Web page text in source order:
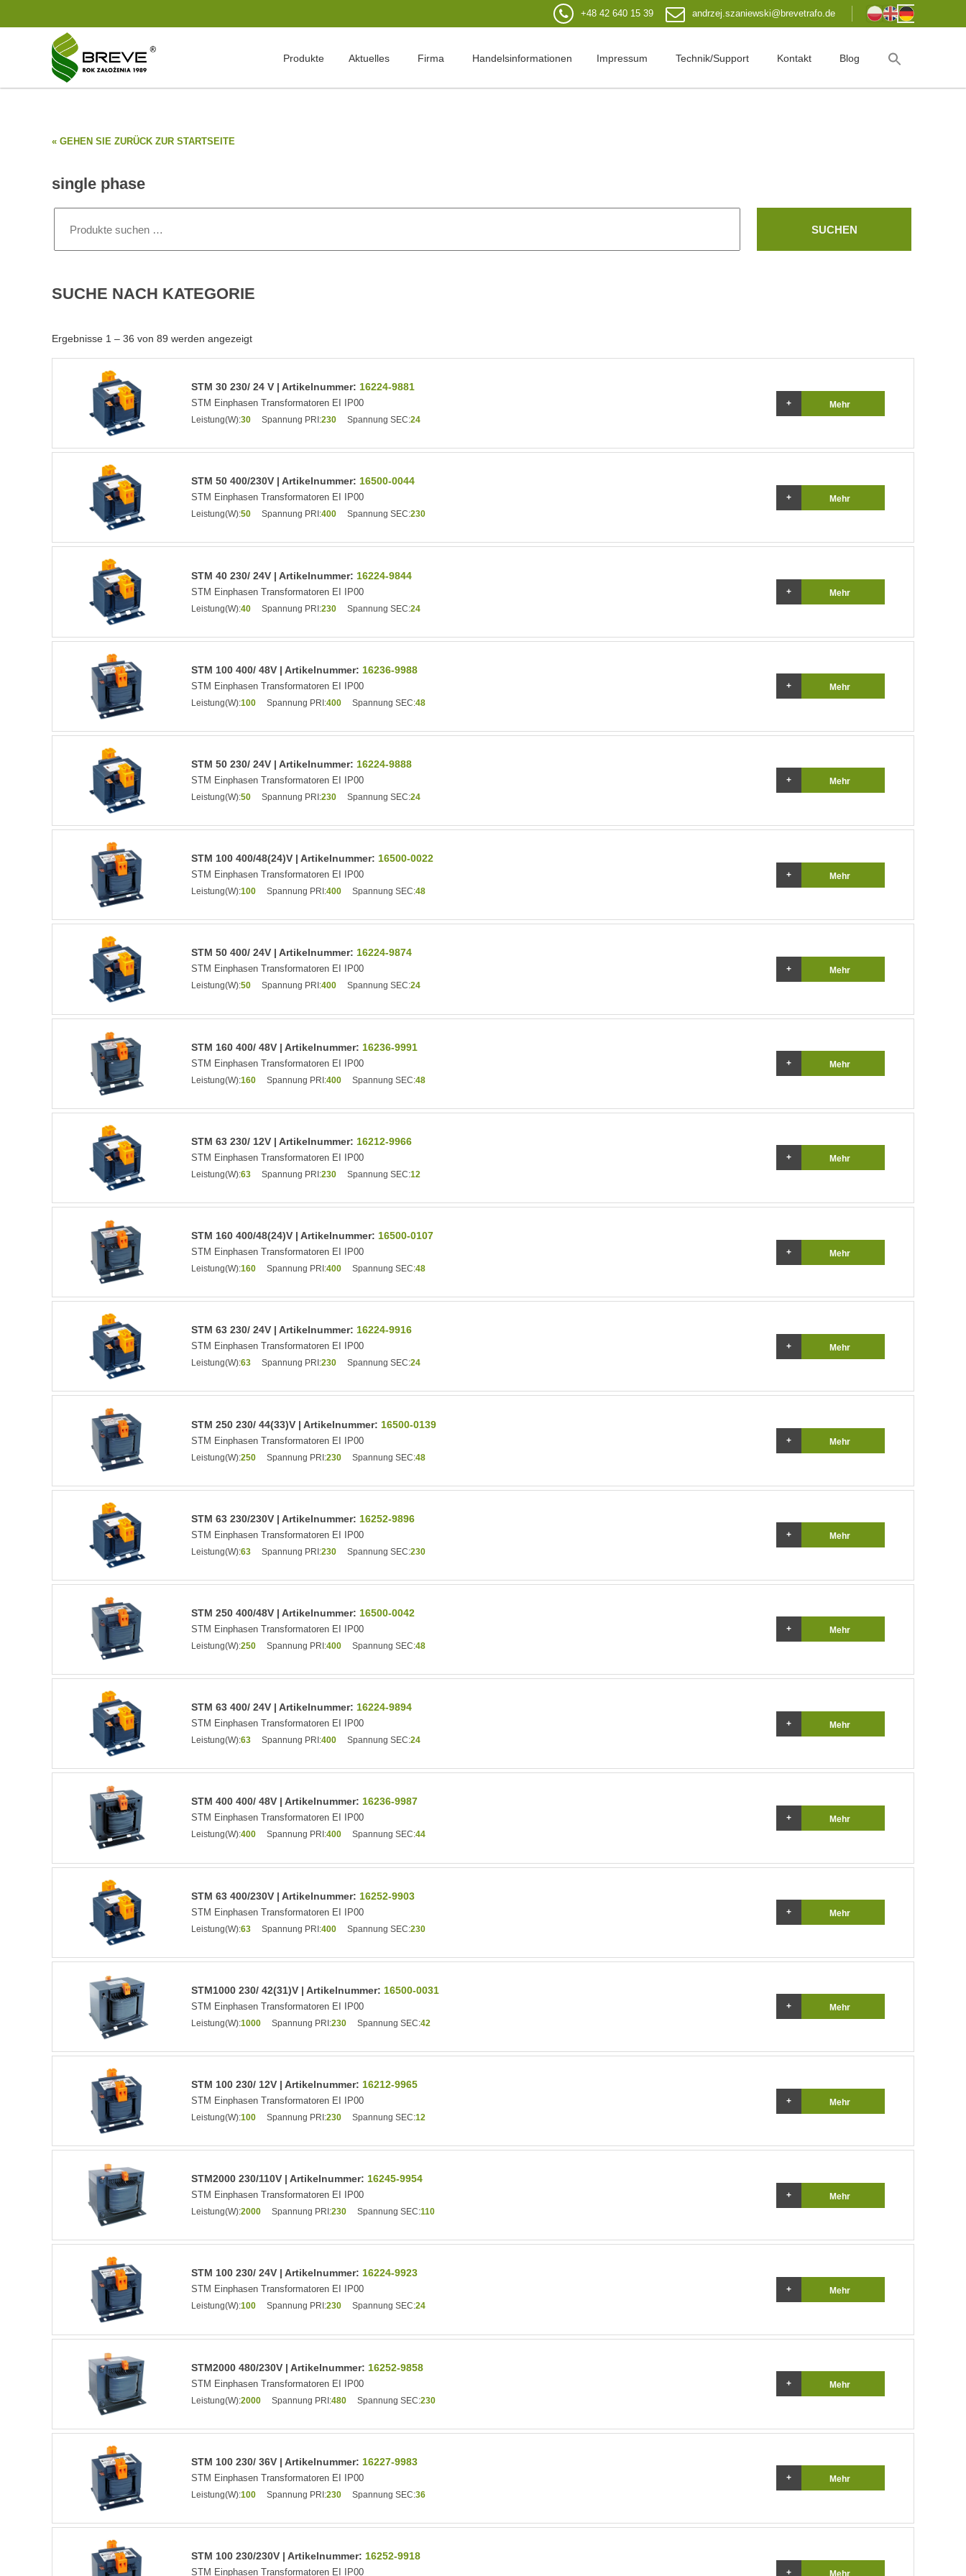
+48 42 640 15 39 andrzej.szaniewski@brevetrafo.de
Produkte Aktuelles Firma Handelsinformationen Impressum Technik/Support Kontakt Blog
« GEHEN SIE ZURÜCK ZUR STARTSEITE
single phase
nach:
SUCHEN
SUCHE NACH KATEGORIE
Ergebnisse 1 – 36 von 89 werden angezeigt
STM 30 230/ 24 V | Artikelnummer: 16224-9881
STM Einphasen Transformatoren EI IP00
Leistung(W):30 Spannung PRI:230 Spannung SEC:24
Mehr
STM 50 400/230V | Artikelnummer: 16500-0044
STM Einphasen Transformatoren EI IP00
Leistung(W):50 Spannung PRI:400 Spannung SEC:230
Mehr
STM 40 230/ 24V | Artikelnummer: 16224-9844
STM Einphasen Transformatoren EI IP00
Leistung(W):40 Spannung PRI:230 Spannung SEC:24
Mehr
STM 100 400/ 48V | Artikelnummer: 16236-9988
STM Einphasen Transformatoren EI IP00
Leistung(W):100 Spannung PRI:400 Spannung SEC:48
Mehr
STM 50 230/ 24V | Artikelnummer: 16224-9888
STM Einphasen Transformatoren EI IP00
Leistung(W):50 Spannung PRI:230 Spannung SEC:24
Mehr
STM 100 400/48(24)V | Artikelnummer: 16500-0022
STM Einphasen Transformatoren EI IP00
Leistung(W):100 Spannung PRI:400 Spannung SEC:48
Mehr
STM 50 400/ 24V | Artikelnummer: 16224-9874
STM Einphasen Transformatoren EI IP00
Leistung(W):50 Spannung PRI:400 Spannung SEC:24
Mehr
STM 160 400/ 48V | Artikelnummer: 16236-9991
STM Einphasen Transformatoren EI IP00
Leistung(W):160 Spannung PRI:400 Spannung SEC:48
Mehr
STM 63 230/ 12V | Artikelnummer: 16212-9966
STM Einphasen Transformatoren EI IP00
Leistung(W):63 Spannung PRI:230 Spannung SEC:12
Mehr
STM 160 400/48(24)V | Artikelnummer: 16500-0107
STM Einphasen Transformatoren EI IP00
Leistung(W):160 Spannung PRI:400 Spannung SEC:48
Mehr
STM 63 230/ 24V | Artikelnummer: 16224-9916
STM Einphasen Transformatoren EI IP00
Leistung(W):63 Spannung PRI:230 Spannung SEC:24
Mehr
STM 250 230/ 44(33)V | Artikelnummer: 16500-0139
STM Einphasen Transformatoren EI IP00
Leistung(W):250 Spannung PRI:230 Spannung SEC:48
Mehr
STM 63 230/230V | Artikelnummer: 16252-9896
STM Einphasen Transformatoren EI IP00
Leistung(W):63 Spannung PRI:230 Spannung SEC:230
Mehr
STM 250 400/48V | Artikelnummer: 16500-0042
STM Einphasen Transformatoren EI IP00
Leistung(W):250 Spannung PRI:400 Spannung SEC:48
Mehr
STM 63 400/ 24V | Artikelnummer: 16224-9894
STM Einphasen Transformatoren EI IP00
Leistung(W):63 Spannung PRI:400 Spannung SEC:24
Mehr
STM 400 400/ 48V | Artikelnummer: 16236-9987
STM Einphasen Transformatoren EI IP00
Leistung(W):400 Spannung PRI:400 Spannung SEC:44
Mehr
STM 63 400/230V | Artikelnummer: 16252-9903
STM Einphasen Transformatoren EI IP00
Leistung(W):63 Spannung PRI:400 Spannung SEC:230
Mehr
STM1000 230/ 42(31)V | Artikelnummer: 16500-0031
STM Einphasen Transformatoren EI IP00
Leistung(W):1000 Spannung PRI:230 Spannung SEC:42
Mehr
STM 100 230/ 12V | Artikelnummer: 16212-9965
STM Einphasen Transformatoren EI IP00
Leistung(W):100 Spannung PRI:230 Spannung SEC:12
Mehr
STM2000 230/110V | Artikelnummer: 16245-9954
STM Einphasen Transformatoren EI IP00
Leistung(W):2000 Spannung PRI:230 Spannung SEC:110
Mehr
STM 100 230/ 24V | Artikelnummer: 16224-9923
STM Einphasen Transformatoren EI IP00
Leistung(W):100 Spannung PRI:230 Spannung SEC:24
Mehr
STM2000 480/230V | Artikelnummer: 16252-9858
STM Einphasen Transformatoren EI IP00
Leistung(W):2000 Spannung PRI:480 Spannung SEC:230
Mehr
STM 100 230/ 36V | Artikelnummer: 16227-9983
STM Einphasen Transformatoren EI IP00
Leistung(W):100 Spannung PRI:230 Spannung SEC:36
Mehr
STM 100 230/230V | Artikelnummer: 16252-9918
STM Einphasen Transformatoren EI IP00 Mehr